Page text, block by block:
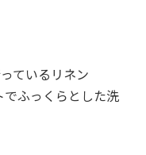
ているリネン
でふっくらとした洗